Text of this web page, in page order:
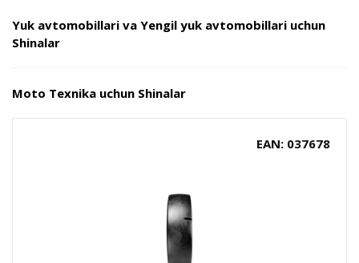
Yuk avtomobillari va Yengil yuk avtomobillari uchun
Shinalar
Moto Texnika uchun Shinalar
EAN: 037678